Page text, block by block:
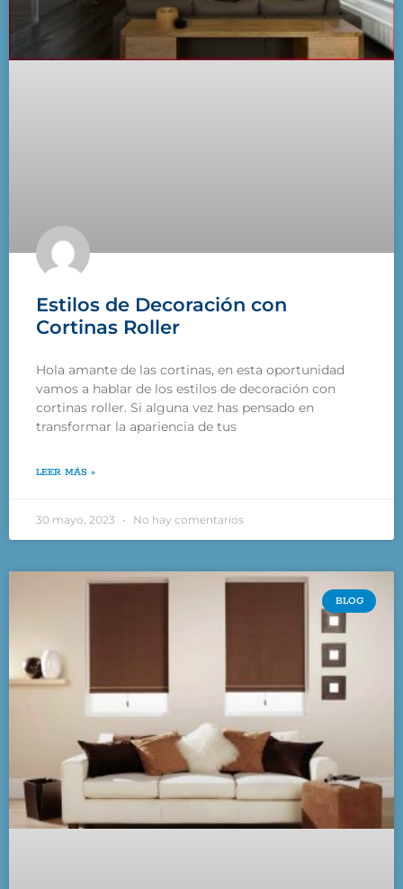
Estilos de Decoración con
Cortinas Roller
Hola amante de las cortinas, en esta oportunidad
vamos a hablar de los estilos de decoración con
cortinas roller. Si alguna vez has pensado en
transformar la apariencia de tus
LEER MÁS »
30 mayo, 2023 No hay comentarios
BLOG